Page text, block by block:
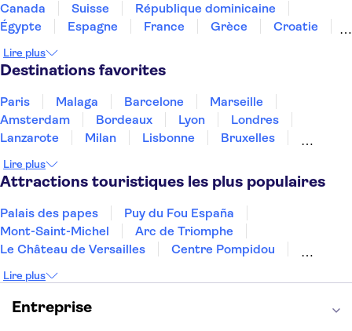
Canada
Suisse
République dominicaine
Égypte
Espagne France Grèce
Croatie
Thaïlande
Tunisie
Lire plus
Destinations favorites
Paris Malaga Barcelone
Marseille
Amsterdam
Bordeaux Lyon
Londres
Lanzarote
Milan Lisbonne
Bruxelles
Dubai
Minorque Copenhague Montpellier
Lire plus
Attractions touristiques les plus populaires
Palais des papes
Puy du Fou España
Mont-Saint-Michel
Arc de Triomphe
Le Château de Versailles
Centre Pompidou
La Chapelle Sixtine
Musée du Louvre
La Sagrada Familia
Lire plus
Entreprise